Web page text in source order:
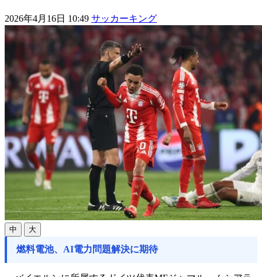
2026年4月16日 10:49 サッカーキング
中 大
燃料電池、AI電力問題解決に期待